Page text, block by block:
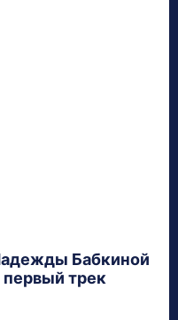
Бабкиной
первый трек